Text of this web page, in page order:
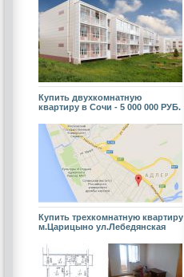
Купить двухкомнатную
квартиру в Сочи - 5 000 000 РУБ.
Купить трехкомнатную квартиру
м.Царицыно ул.Лебедянская